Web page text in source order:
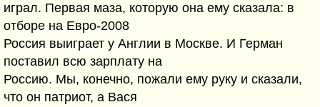
играл. Первая маза, которую она ему сказала: в
отборе на Евро-2008
Россия выиграет у Англии в Москве. И Герман
поставил всю зарплату на
Россию. Мы, конечно, пожали ему руку и сказали,
что он патриот, а Вася